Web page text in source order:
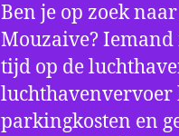
Ben je op zoek
Mouzaive?
tijd op de
luchthavenvervoer
parkingkosten en